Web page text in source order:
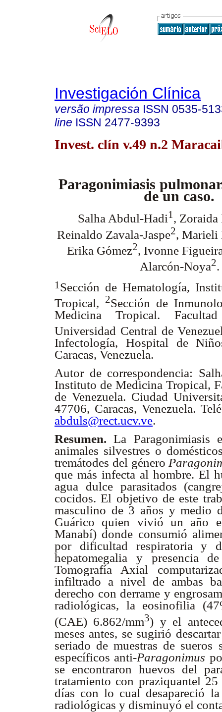
Investigación Clínica
versão impressa ISSN 0535-
line ISSN 2477-9393
Invest. clín v.49 n.2
Paragonimiasis
de un caso.
Salha Abdul-Hadi1 ,
Reinaldo Zavala-Jaspe2, Marieli
Erika Gómez2, Ivonne
Alarcón-Noya2.
1 Sección de Hematología,
Tropical,
2Sección de
Medicina Tropical.
Universidad Central de
Infectología, Hospital de
Caracas, Venezuela.
Autor de correspondencia:
Instituto de Medicina Tropical,
de Venezuela. Ciudad
47706, Caracas, Venezuela.
abduls@rect.ucv.ve.
Resumen.La Paragonimiasis
animales silvestres o
tremátodes del género
que más infecta al hombre. El
agua dulce parasitados
cocidos. El objetivo de este
masculino de 3 años y medio
Guárico quien vivió un año
Manabí) donde consumió
por dificultad respiratoria y
hepatomegalia y presencia
Tomografía Axial
infiltrado a nivel de ambas
derecho con derrame y
radiológicas, la eosinofilia
(CAE) 6.862/mm3) y el
meses antes, se sugirió
seriado de muestras de
específicos anti-Paragonimus
se encontraron huevos del
tratamiento con praziquantel
días con lo cual desapareció
radiológicas y disminuyó el